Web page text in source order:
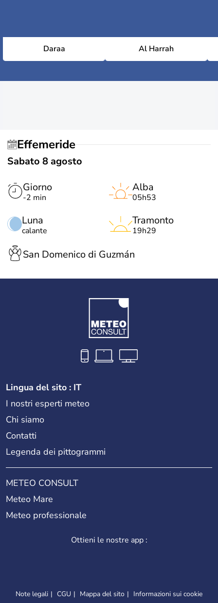
Daraa Al Harrah
Effemeride
Sabato 8 agosto
Giorno
-2 min
Luna
calante
Alba
05h53
Tramonto
19h29
San Domenico di Guzmán
Lingua del sito : IT
I nostri esperti meteo
Chi siamo
Contatti
Legenda dei pittogrammi
METEO CONSULT
Meteo Mare
Meteo professionale
Ottieni le nostre app :
Note legali CGU Mappa del sito Informazioni sui cookie